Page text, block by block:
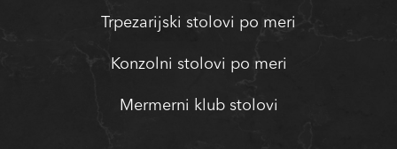
Trpezarijski stolovi po meri
Konzolni stolovi po meri
Mermerni klub stolovi